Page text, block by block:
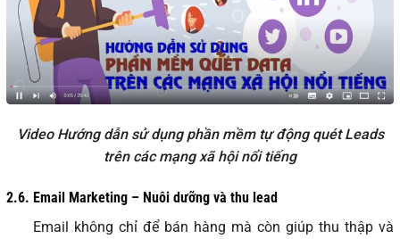
Video Hướng dẫn sử dụng phần mềm tự động quét Leads
trên các mạng xã hội nổi tiếng
2.6. Email Marketing – Nuôi dưỡng và thu lead
Email không chỉ để bán hàng mà còn giúp thu thập và